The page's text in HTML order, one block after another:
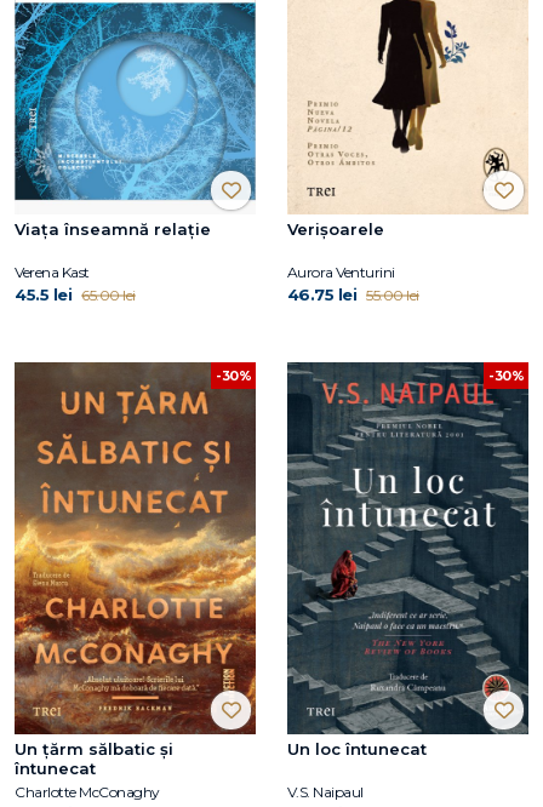
Viața înseamnă relație
Verena Kast
45.5 lei 65.00 lei
Verișoarele
Aurora Venturini
46.75 lei 55.00 lei
-30%
Un țărm sălbatic și
întunecat
Charlotte McConaghy
-30%
Un loc întunecat
V.S. Naipaul